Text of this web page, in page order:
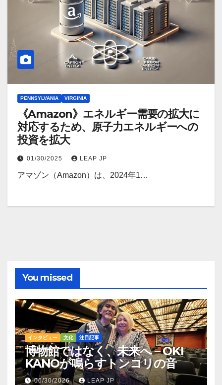
PENNSYLVANIA VIRGINIA
《Amazon》エネルギー需要の拡大に
対応するため、原子力エネルギーへの
投資を拡大
01/30/2025 LEAP JP
アマゾン（Amazon）は、2024年1…
You missed
インタビュー 文化 注目記事
博物館ではなく、未来へ – OKI
KANOが鳴らすトンコリの音
06/30/2026 LEAP JP